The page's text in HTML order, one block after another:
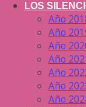
LOS
Año
Año
Año
Año
Año
Año
Año